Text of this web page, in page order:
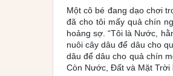
Một cô bé đang dạo chơi
đã cho tôi mấy quả chín
hoảng sợ. “Tôi là Nước,
nuôi cây dâu để dâu cho
dâu để dâu cho quả chín
Còn Nước, Đất và Mặt Trời